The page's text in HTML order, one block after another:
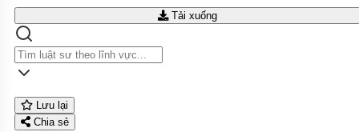
Tải xuống
Lưu lại
Chia sẻ